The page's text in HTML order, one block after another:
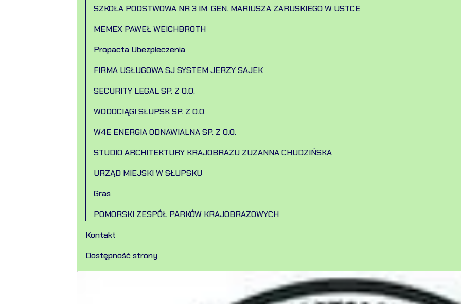
SZKOŁA PODSTWOWA NR 3 IM. GEN. MARIUSZA ZARUSKIEGO W USTCE
MEMEX PAWEŁ WEICHBROTH
Propacta Ubezpieczenia
FIRMA USŁUGOWA SJ SYSTEM JERZY SAJEK
SECURITY LEGAL SP. Z O.O.
WODOCIĄGI SŁUPSK SP. Z O.O.
W4E ENERGIA ODNAWIALNA SP. Z O.O.
STUDIO ARCHITEKTURY KRAJOBRAZU ZUZANNA CHUDZIŃSKA
URZĄD MIEJSKI W SŁUPSKU
Gras
POMORSKI ZESPÓŁ PARKÓW KRAJOBRAZOWYCH
Kontakt
Dostępność strony